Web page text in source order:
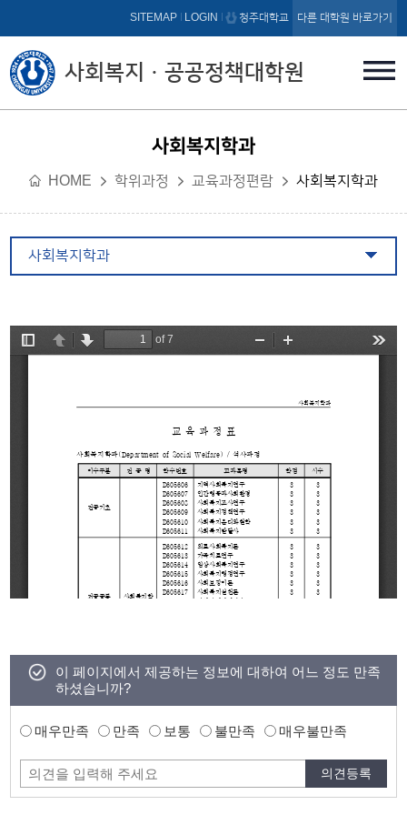
본문 바로가기
사회복지ㆍ공공정책대학원
SITEMAP LOGIN 청주대학교 다른 대학원 바로가기
사회복지학과
HOME 학위과정 교육과정편람 사회복지학과
사회복지학과
이 페이지에서 제공하는 정보에 대하여 어느 정도 만족
하셨습니까?
매우만족 만족 보통 불만족 매우불만족